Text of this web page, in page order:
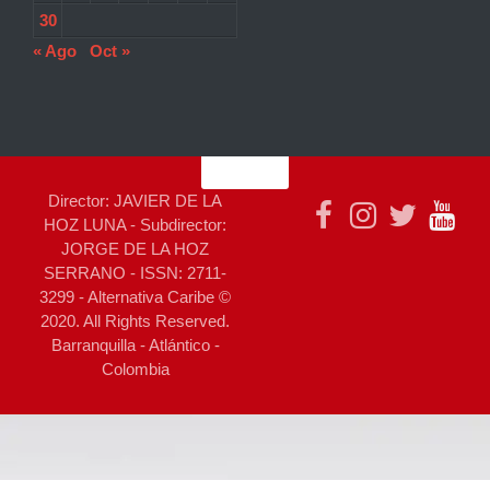
30
« Ago
Oct »
Director: JAVIER DE LA
HOZ LUNA - Subdirector:
JORGE DE LA HOZ
SERRANO - ISSN: 2711-
3299 - Alternativa Caribe ©
2020. All Rights Reserved.
Barranquilla - Atlántico -
Colombia